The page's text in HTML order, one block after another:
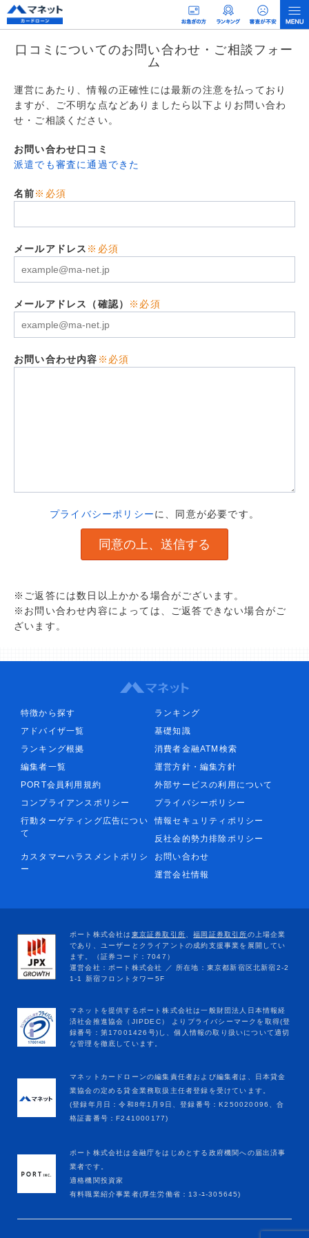
口コミについてのお問い合わせ・ご相談フォー
ム
運営にあたり、情報の正確性には最新の注意を払っており
ますが、ご不明な点などありましたら以下よりお問い合わ
せ・ご相談ください。
お問い合わせ口コミ
派遣でも審査に通過できた
名前※必須
メールアドレス ※必須
メールアドレス（確認） ※必須
お問い合わせ内容 ※必須
プライバシーポリシーに、同意が必要です。
※ご返答には数日以上かかる場合がございます。
※お問い合わせ内容によっては、ご返答できない場合がご
ざいます。
特徴から探す
ランキング
アドバイザ一覧
基礎知識
ランキング根拠
消費者金融ATM検索
編集者一覧
運営方針・編集方針
PORT会員利用規約
外部サービスの利用について
コンプライアンスポリシー
プライバシーポリシー
行動ターゲティング広告につい
て
情報セキュリティポリシー
反社会的勢力排除ポリシー
カスタマーハラスメントポリシ
ー
お問い合わせ
運営会社情報
マネットカードローンの編集責任者および編集者は、日本貸金
業協会の定める貸金業務取扱主任者登録を受けています。
(登録年月日：令和8年1月9日、登録番号：K250020096、合
格証書番号：F241000177)
ポート株式会社は金融庁をはじめとする政府機関への届出済事
業者です。
適格機関投資家
有料職業紹介事業者(厚生労働省：13-ﾕ-305645)